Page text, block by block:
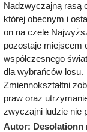
Nadzwyczajną rasą
której obecnym i
on na czele
pozostaje miejscem
współczesnego
dla wybrańców losu.
Zmiennokształtni
praw oraz
zwyczajni ludzie nie
Autor: Desolationn